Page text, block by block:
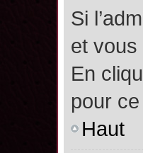
Si
et
En
pour
Haut